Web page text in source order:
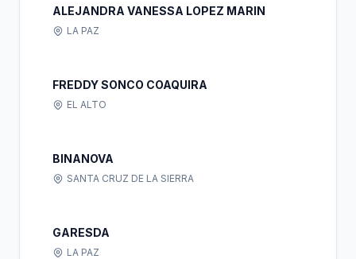
ALEJANDRA VANESSA LOPEZ MARIN
LA PAZ
FREDDY SONCO COAQUIRA
EL ALTO
BINANOVA
SANTA CRUZ DE LA SIERRA
GARESDA
LA PAZ